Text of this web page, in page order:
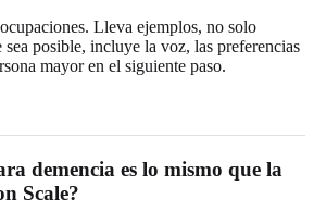
Lleva ejemplos, no solo
sea posible, incluye la voz, las preferencias
mayor en el siguiente paso.
demencia es lo mismo que la
Scale?